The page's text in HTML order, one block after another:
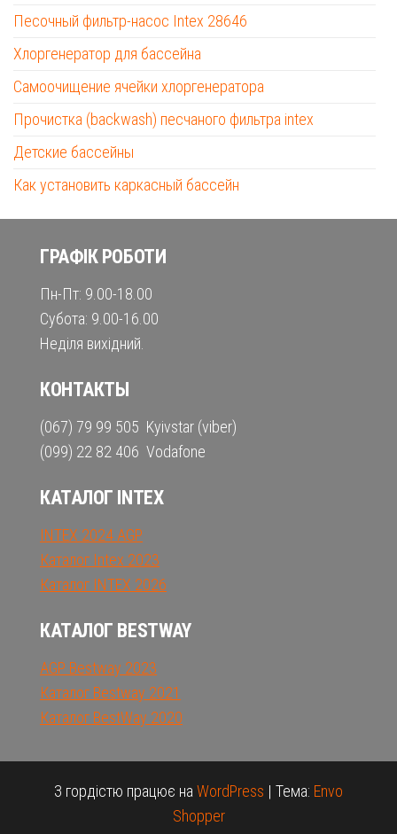
Песочный фильтр-насос Intex 28646
Хлоргенератор для бассейна
Самоочищение ячейки хлоргенератора
Прочистка (backwash) песчаного фильтра intex
Детские бассейны
Как установить каркасный бассейн
ГРАФІК РОБОТИ
Пн-Пт: 9.00-18.00
Субота: 9.00-16.00
Неділя вихідний.
КОНТАКТЫ
(067) 79 99 505 Kyivstar (viber)
(099) 22 82 406 Vodafone
КАТАЛОГ INTEX
INTEX 2024 AGP
Каталог Intex 2023
Каталог INTEX 2026
КАТАЛОГ BESTWAY
AGP Bestway 2023
Каталог Bestway 2021
Каталог BestWay 2020
З гордістю працює наWordPress | Тема: Envo
Shopper